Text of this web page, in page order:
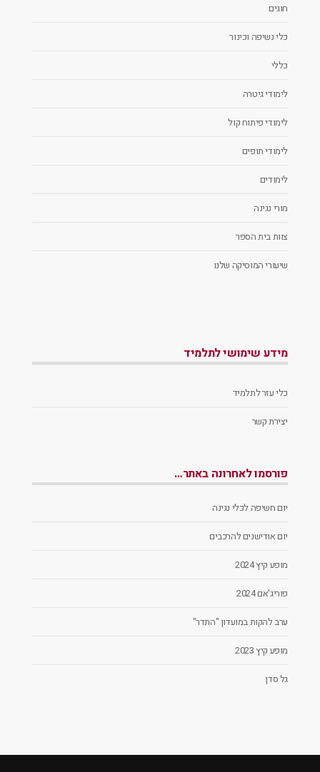
חוגים
כלי נשיפה וכינור
כללי
לימודי גיטרה
לימודי פיתוח קול
לימודי תופים
לימודים
מורי נגינה
צוות בית הספר
שיעורי המוסיקה שלנו
מידע שימושי לתלמיד
כלי עזר לתלמיד
יצירת קשר
פורסמו לאחרונה באתר…
יום חשיפה לכלי נגינה
יום אודישנים להרכבים
מופע קיץ 2024
פוריג'אם 2024
ערב להקות במועדון "התדר"
מופע קיץ 2023
גל סדן